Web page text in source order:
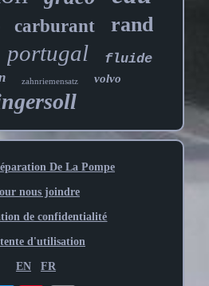
carburant rand
portugal
fluide
zahnriemensatz volvo
De La Pompe
nous joindre
de confidentialité
d'utilisation
EN FR